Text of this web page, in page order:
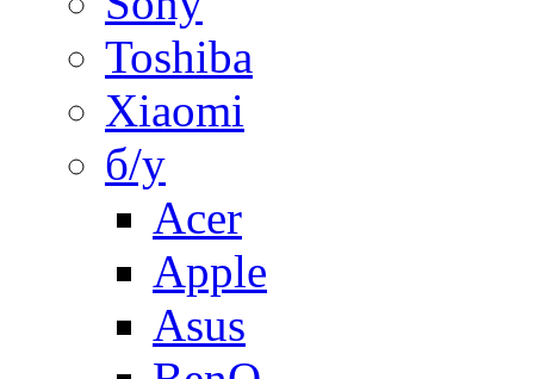
Toshiba
Xiaomi
б/у
Acer
Apple
Asus